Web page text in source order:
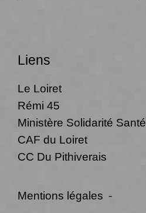
Liens
Le Loiret
Rémi 45
Ministère Solidarité Santé
CAF du Loiret
CC Du Pithiverais
Mentions légales -